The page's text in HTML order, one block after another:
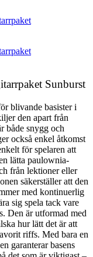
Sunburst
blivande basister i
den apart från
både snygg och
också enkel åtkomst
för spelaren att
lätta paulownia-
från lektioner eller
säkerställer att den
med kontinuerlig
sig spela tack vare
Den är utformad med
hur lätt det är att
riffs. Med bara en
garanterar basens